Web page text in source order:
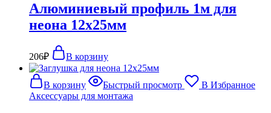
Алюминиевый профиль 1м для
неона 12х25мм
206₽ В корзину
В корзину Быстрый просмотр
В Избранное
Аксессуары для монтажа